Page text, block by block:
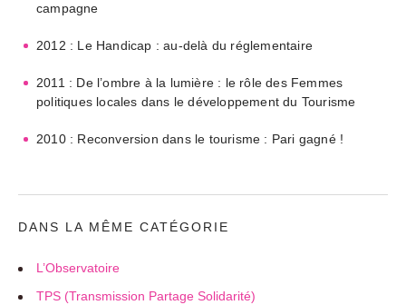
campagne
2012 : Le Handicap : au-delà du réglementaire
2011 : De l’ombre à la lumière : le rôle des Femmes
politiques locales dans le développement du Tourisme
2010 : Reconversion dans le tourisme : Pari gagné !
DANS LA MÊME CATÉGORIE
L’Observatoire
TPS (Transmission Partage Solidarité)